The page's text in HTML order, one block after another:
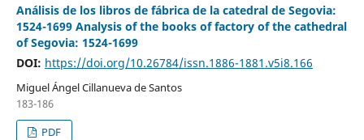
Análisis de los libros de fábrica de la catedral de Segovia:
1524-1699 Analysis of the books of factory of the cathedral
of Segovia: 1524-1699
DOI: https://doi.org/10.26784/issn.1886-1881.v5i8.166
Miguel Ángel Cillanueva de Santos
183-186
PDF